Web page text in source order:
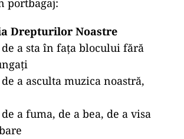
portbagaj:
Drepturilor Noastre
a sta în fața blocului fără
a asculta muzica noastră,
a fuma, de a bea, de a visa